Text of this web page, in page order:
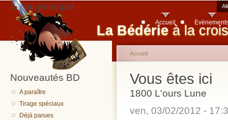
La Bédérie à la
Menu principal
Accueil
Nouveautés BD
A paraître
Tirage spéciaux
Déjà parues
Vous êtes ici
Accueil
1800 L'ours Lune
ven, 03/02/2012 -